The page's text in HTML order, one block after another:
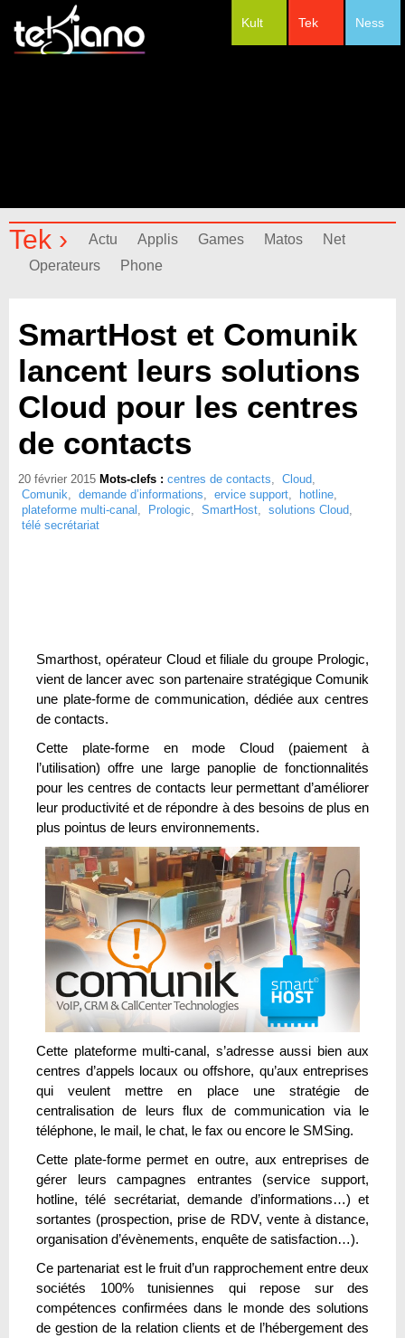
Ness
Tek
Kult
Tek › Actu Applis Games Matos
Net
Operateurs
Phone
SmartHost et Comunik
lancent leurs solutions
Cloud pour les centres
de contacts
20 février 2015 Mots-clefs : centres de contacts, Cloud,
Comunik, demande d’informations, ervice support, hotline,
plateforme multi-canal , Prologic, SmartHost, solutions Cloud,
télé secrétariat
Smarthost, opérateur Cloud et filiale du groupe Prologic,
vient de lancer avec son partenaire stratégique Comunik
une plate-forme de communication, dédiée aux centres
de contacts.
Cette plate-forme en mode Cloud (paiement à
l’utilisation) offre une large panoplie de fonctionnalités
pour les centres de contacts leur permettant d’améliorer
leur productivité et de répondre à des besoins de plus en
plus pointus de leurs environnements.
Cette plateforme multi-canal, s’adresse aussi bien aux
centres d’appels locaux ou offshore, qu’aux entreprises
qui veulent mettre en place une stratégie de
centralisation de leurs flux de communication via le
téléphone, le mail, le chat, le fax ou encore le SMSing.
Cette plate-forme permet en outre, aux entreprises de
gérer leurs campagnes entrantes (service support,
hotline, télé secrétariat, demande d’informations…) et
sortantes (prospection, prise de RDV, vente à distance,
organisation d’évènements, enquête de satisfaction…).
Ce partenariat est le fruit d’un rapprochement entre deux
sociétés 100% tunisiennes qui repose sur des
compétences confirmées dans le monde des solutions
de gestion de la relation clients et de l’hébergement des